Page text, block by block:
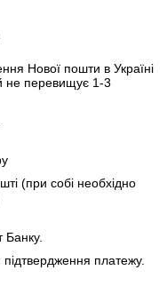
Нової пошти в Україні
не перевищує 1-3
(при собі необхідно
платежу.